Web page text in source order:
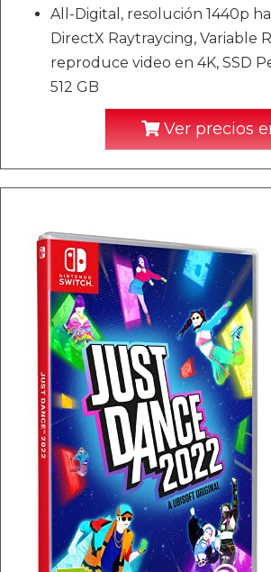
All-Digital, resolución 1440p
DirectX Raytraycing, Variable
reproduce video en 4K, SSD
512 GB
Ver precios